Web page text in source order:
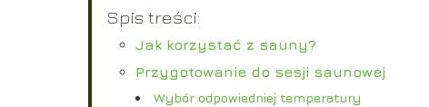
Spis treści:
Jak korzystać z sauny?
Przygotowanie do sesji saunowej
Wybór odpowiedniej temperatury